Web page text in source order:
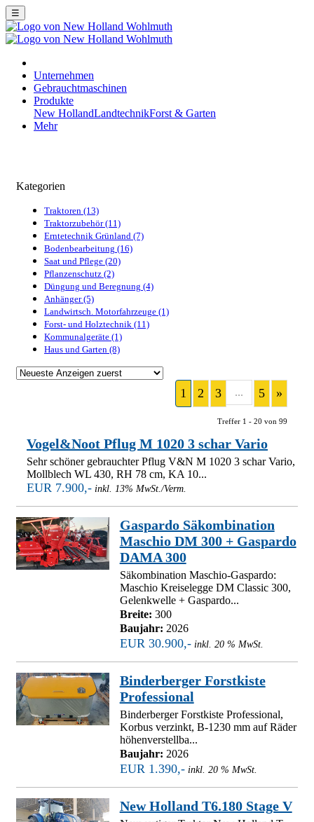
☰
Unternehmen
Gebrauchtmaschinen
Produkte
New HollandLandtechnikForst & Garten
Mehr
Kategorien
Traktoren (13)
Traktorzubehör (11)
Erntetechnik Grünland (7)
Bodenbearbeitung (16)
Saat und Pflege (20)
Pflanzenschutz (2)
Düngung und Beregnung (4)
Anhänger (5)
Landwirtsch. Motorfahrzeuge (1)
Forst- und Holztechnik (11)
Kommunalgeräte (1)
Haus und Garten (8)
1 2 3 ... 5 »
Treffer 1 - 20 von 99
Vogel&Noot Pflug M 1020 3 schar Vario
Sehr schöner gebrauchter Pflug V&N M 1020 3 schar Vario,
Mollblech WL 430, RH 78 cm, KA 10...
EUR 7.900,- inkl. 13% MwSt./Verm.
Gaspardo Säkombination
Maschio DM 300 + Gaspardo
DAMA 300
Säkombination Maschio-Gaspardo:
Maschio Kreiselegge DM Classic 300,
Gelenkwelle + Gaspardo...
Breite: 300
Baujahr: 2026
EUR 30.900,- inkl. 20 % MwSt.
Binderberger Forstkiste
Professional
Binderberger Forstkiste Professional,
Korbus verzinkt, B-1230 mm auf Räder
höhenverstellba...
Baujahr: 2026
EUR 1.390,- inkl. 20 % MwSt.
New Holland T6.180 Stage V